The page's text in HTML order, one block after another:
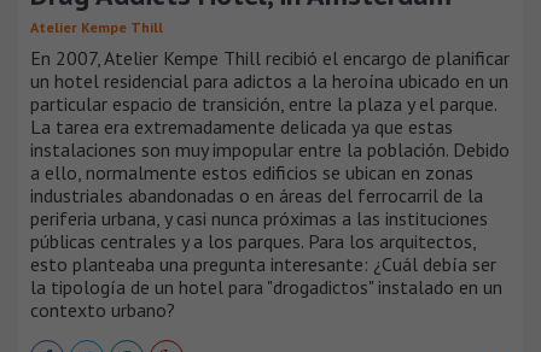
Atelier Kempe Thill
En 2007, Atelier Kempe Thill recibió el encargo de planificar
un hotel residencial para adictos a la heroína ubicado en un
particular espacio de transición, entre la plaza y el parque.
La tarea era extremadamente delicada ya que estas
instalaciones son muy impopular entre la población. Debido
a ello, normalmente estos edificios se ubican en zonas
industriales abandonadas o en áreas del ferrocarril de la
periferia urbana, y casi nunca próximas a las instituciones
públicas centrales y a los parques. Para los arquitectos,
esto planteaba una pregunta interesante: ¿Cuál debía ser
la tipología de un hotel para "drogadictos" instalado en un
contexto urbano?